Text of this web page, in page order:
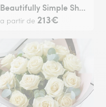
Beautifully Simple Showstopper White Flower Bouquet.
a partir de 213€